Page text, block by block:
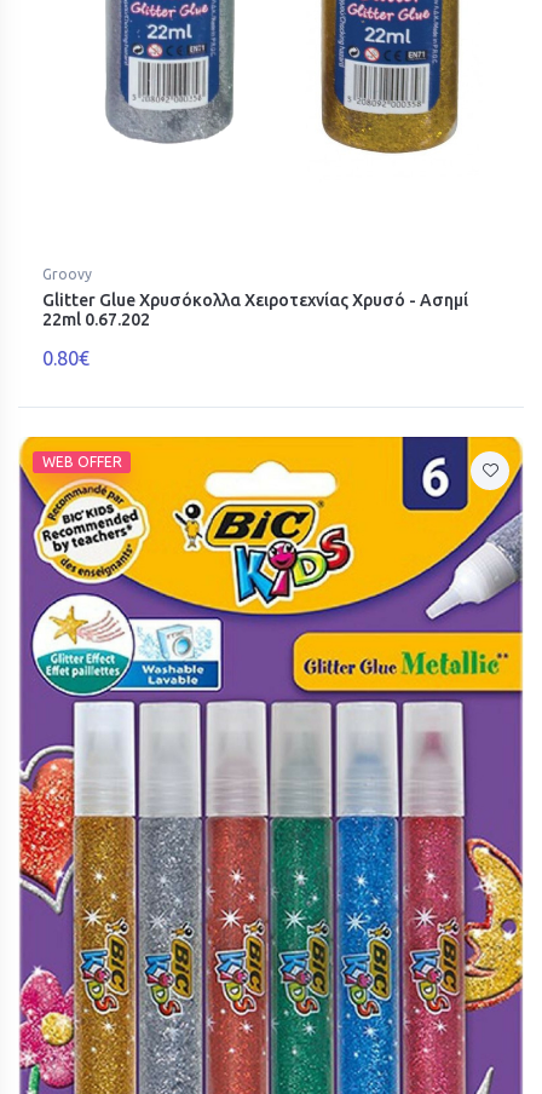
Groovy
Glitter Glue Χρυσόκολλα Χειροτεχνίας Χρυσό - Ασημί
22ml 0.67.202
0.80€
WEB OFFER